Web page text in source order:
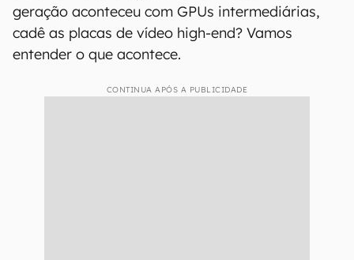
geração aconteceu com GPUs intermediárias,
cadê as placas de vídeo high-end? Vamos
entender o que acontece.
CONTINUA APÓS A PUBLICIDADE